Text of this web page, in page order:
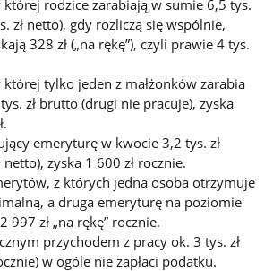
której rodzice zarabiają w sumie 6,5 tys.
zł netto), gdy rozliczą się wspólnie,
328 zł („na rękę”), czyli prawie 4 tys.
której tylko jeden z małżonków zarabia
zł brutto (drugi nie pracuje), zyska
emeryturę w kwocie 3,2 tys. zł
zyska 1 600 zł rocznie.
z których jedna osoba otrzymuje
a druga emeryturę na poziomie
997 zł „na rękę” rocznie.
przychodem z pracy ok. 3 tys. zł
w ogóle nie zapłaci podatku.